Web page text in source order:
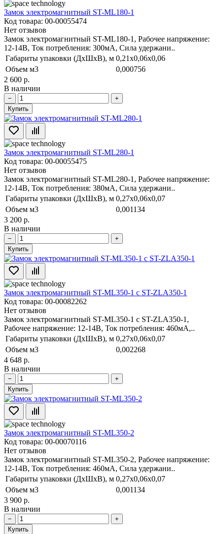
Замок электромагнитный ST-ML180-1
Код товара: 00-00055474
Нет отзывов
Замок электромагнитный ST-ML180-1, Рабочее напряжение:
12-14В, Ток потребления: 300мА, Сила удержани..
Габариты упаковки (ДхШхВ), м 0,21x0,06x0,06
Объем м3
0,000756
2 600 р.
В наличии
−
+
Купить
Замок электромагнитный ST-ML280-1
Код товара: 00-00055475
Нет отзывов
Замок электромагнитный ST-ML280-1, Рабочее напряжение:
12-14В, Ток потребления: 380мА, Сила удержани..
Габариты упаковки (ДхШхВ), м 0,27x0,06x0,07
Объем м3
0,001134
3 200 р.
В наличии
−
+
Купить
Замок электромагнитный ST-ML350-1 с ST-ZLA350-1
Код товара: 00-00082262
Нет отзывов
Замок электромагнитный ST-ML350-1 с ST-ZLA350-1,
Рабочее напряжение: 12-14В, Ток потребления: 460мА,..
Габариты упаковки (ДхШхВ), м 0,27x0,06x0,07
Объем м3
0,002268
4 648 р.
В наличии
−
+
Купить
Замок электромагнитный ST-ML350-2
Код товара: 00-00070116
Нет отзывов
Замок электромагнитный ST-ML350-2, Рабочее напряжение:
12-14В, Ток потребления: 460мА, Сила удержани..
Габариты упаковки (ДхШхВ), м 0,27x0,06x0,07
Объем м3
0,001134
3 900 р.
В наличии
−
+
Купить